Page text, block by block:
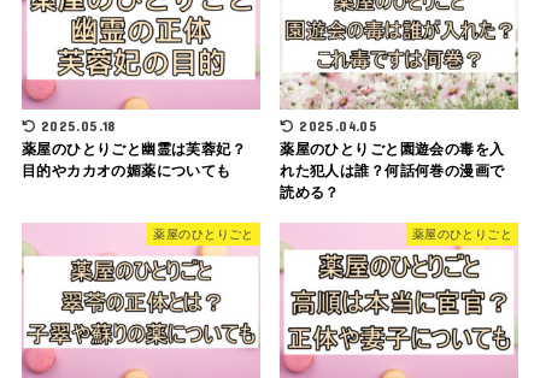
2025.05.18
薬屋のひとりごと幽霊は芙蓉妃？
目的やカカオの媚薬についても
2025.04.05
薬屋のひとりごと園遊会の毒を入
れた犯人は誰？何話何巻の漫画で
読める？
薬屋のひとりごと 薬屋のひとりごと